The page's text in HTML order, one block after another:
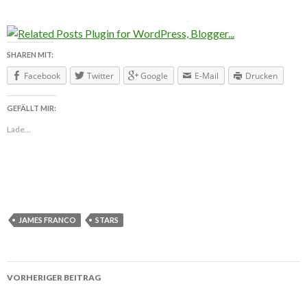
SHAREN MIT:
Facebook Twitter Google E-Mail Drucken
GEFÄLLT MIR:
Lade...
JAMES FRANCO STARS
VORHERIGER BEITRAG